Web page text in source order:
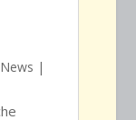
News |